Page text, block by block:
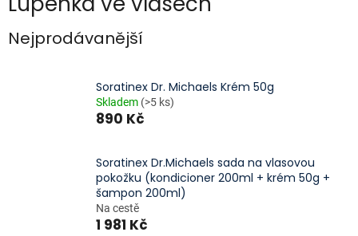
Nejprodávanější
Soratinex Dr. Michaels Krém 50g
Skladem (>5 ks)
890 Kč
Soratinex Dr.Michaels sada na vlasovou
pokožku (kondicioner 200ml + krém 50g +
šampon 200ml)
Na cestě
1 981 Kč